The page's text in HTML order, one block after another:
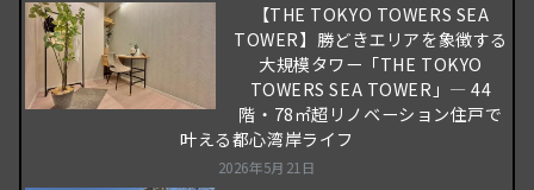
【THE TOKYO TOWERS SEA
TOWER】勝どきエリアを象徴する
大規模タワー「THE TOKYO
TOWERS SEA TOWER」― 44
階・78㎡超リノベーション住戸で
叶える都心湾岸ライフ
2026年5月21日